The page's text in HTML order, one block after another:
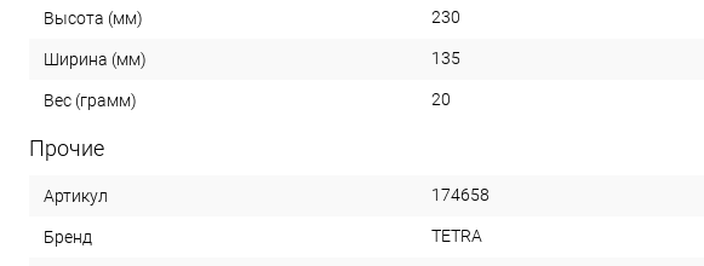
Высота (мм) 230
Ширина (мм) 135
Вес (грамм) 20
Прочие
Артикул 174658
Бренд TETRA